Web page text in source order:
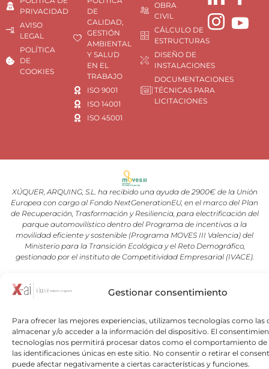
Gestionar consentimiento
Para ofrecer las mejores experiencias, utilizamos tecnologías como las
almacenar y/o acceder a la información del dispositivo. El
tecnologías nos permitirá procesar datos como el comportamiento de
las identificaciones únicas en este sitio. No consentir o retirar el
puede afectar negativamente a ciertas características y funciones.
PRIVACIDAD
AVISO
LEGAL
POLÍTICA
DE
COOKIES
DE
CALIDAD,
GESTIÓN
AMBIENTAL
Y SALUD
EN EL
TRABAJO
ISO 9001
ISO 14001
ISO 45001
OBRA
CIVIL
CÁLCULO DE
ESTRUCTURAS
DISEÑO DE
INSTALACIONES
DOCUMENTACIONES
TÉCNICAS PARA
LICITACIONES
XÚQUER, ARQUING, S.L. ha recibido una ayuda de 2900€ de la Unión
Europea con cargo al Fondo NextGenerationEU, en el marco del Plan
de Recuperación, Trasformación y Resiliencia, para electrificación del
parque automovilístico dentro del Programa de incentivos a la
movilidad eficiente y sostenible (Programa MOVES III Valencia) del
Ministerio para la Transición Ecológica y el Reto Demográfico,
gestionado por el instituto de Competitividad Empresarial (IVACE).
Copyright © 2026 Xuquer-Arqing |Todos los derechos reservados a